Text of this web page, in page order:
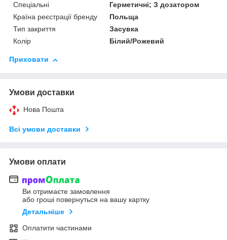
Спеціальні
Герметичні; З дозатором
Країна реєстрації бренду
Польща
Тип закриття
Засувка
Колір
Білий/Рожевий
Приховати
Умови доставки
Нова Пошта
Всі умови доставки
Умови оплати
Ви отримаєте замовлення
або гроші повернуться на вашу картку
Детальніше
Оплатити частинами